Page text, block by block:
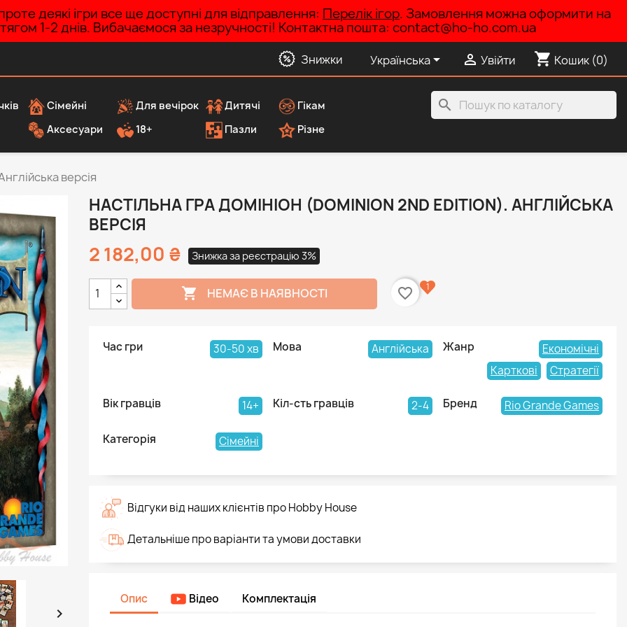
деякі ігри все ще доступні для відправлення: Перелік ігор. Замовлення можна оформити на
1-2 днів. Вибачаємося за незручності! Контактна пошта: contact@ho-ho.com.ua
Знижки Українська  Увійти shopping_cart Кошик (0)
Сімейні Для вечірок Дитячі
Гікам
Аксесуари
18+ Пазли Різне
search
версія

НАСТІЛЬНА ГРА ДОМІНІОН (DOMINION 2ND EDITION). АНГЛІЙСЬКА
ВЕРСІЯ
2 182,00 ₴ Знижка за реєстрацію 3%
 НЕМАЄ В НАЯВНОСТІ favorite_border 1
Час гри 30-50 хв Мова Англійська Жанр
Економічні
Карткові
Стратегії
Вік гравців 14+ Кіл-сть гравців 2-4 Бренд Rio Grande Games
Категорія Сімейні
Відгуки від наших клієнтів про Hobby House
Детальніше про варіанти та умови доставки
Опис Відео Комплектація